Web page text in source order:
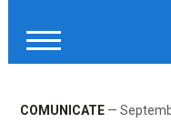
COMUNICATE—